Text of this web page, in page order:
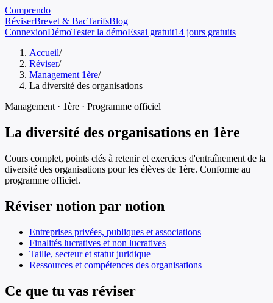
Comprendo
RéviserBrevet & BacTarifsBlog
ConnexionDémoTester la démoEssai gratuit14 jours gratuits
Accueil/
Réviser/
Management 1ère/
La diversité des organisations
Management · 1ère · Programme officiel
La diversité des organisations en 1ère
Cours complet, points clés à retenir et exercices d'entraînement de la
diversité des organisations pour les élèves de 1ère. Conforme au
programme officiel.
Réviser notion par notion
Entreprises privées, publiques et associations
Finalités lucratives et non lucratives
Taille, secteur et statut juridique
Ressources et compétences des organisations
Ce que tu vas réviser